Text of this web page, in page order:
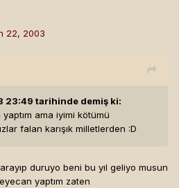
22, 2003
23:49 tarihinde demiş ki:
yaptım ama iyimi kötümü
falan karışık milletlerden :D
duruyo beni bu yıl geliyo musun
yaptım zaten